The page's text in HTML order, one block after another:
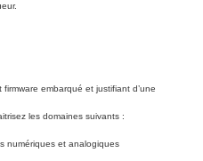
embarqué et justifiant d’une
les domaines suivants :
numériques et analogiques